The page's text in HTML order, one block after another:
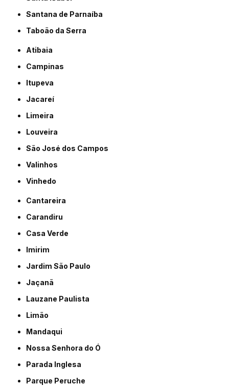
Santana de Parnaíba
Taboão da Serra
Atibaia
Campinas
Itupeva
Jacareí
Limeira
Louveira
São José dos Campos
Valinhos
Vinhedo
Cantareira
Carandiru
Casa Verde
Imirim
Jardim São Paulo
Jaçanã
Lauzane Paulista
Limão
Mandaqui
Nossa Senhora do Ó
Parada Inglesa
Parque Peruche